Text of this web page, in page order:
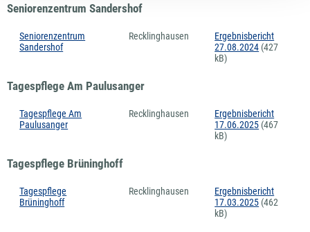
Seniorenzentrum Sandershof
Seniorenzentrum
Sandershof
Recklinghausen
Ergebnisbericht
27.08.2024 (427
kB)
Tagespflege Am Paulusanger
Tagespflege Am
Paulusanger
Recklinghausen
Ergebnisbericht
17.06.2025 (467
kB)
Tagespflege Brüninghoff
Tagespflege
Brüninghoff
Recklinghausen
Ergebnisbericht
17.03.2025 (462
kB)